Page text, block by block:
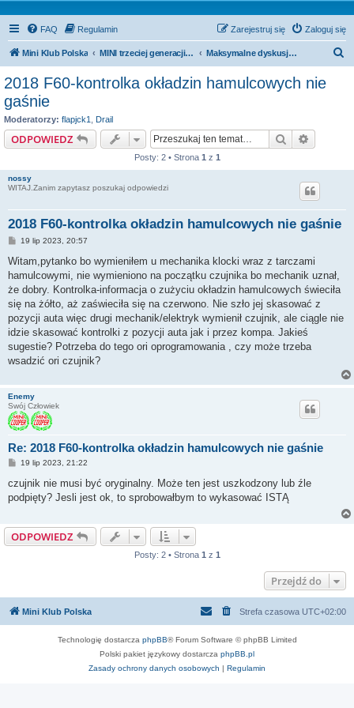
FAQ Regulamin Zaloguj się
Zarejestruj się
Mini Klub Polska MINI trzeciej generacji - F54, F55 & F56 Maksymalne dyskusje o BMW MINI 3 generacji 2014-
2018 F60-kontrolka okładzin hamulcowych nie
gaśnie
Moderatorzy: flapjck1 Drail
ODPOWIEDZ Szukaj
Posty: 2 • Strona 1 z 1
nossy
WITAJ.Zanim zapytasz poszukaj odpowiedzi
2018 F60-kontrolka okładzin hamulcowych nie gaśnie
P
s
19 lip 2023, 20:57
Witam,pytanko bo wymieniłem u mechanika klocki wraz z tarczami
hamulcowymi, nie wymieniono na początku czujnika bo mechanik uznał,
że dobry. Kontrolka-informacja o zużyciu okładzin hamulcowych świeciła
się na żółto, aż zaświeciła się na czerwono. Nie szło jej skasować z
pozycji auta więc drugi mechanik/elektryk wymienił czujnik, ale ciągle nie
idzie skasować kontrolki z pozycji auta jak i przez kompa. Jakieś
sugestie? Potrzeba do tego ori oprogramowania , czy może trzeba
wsadzić ori czujnik?
Enemy
Swój Człowiek
Re: 2018 F60-kontrolka okładzin hamulcowych nie gaśnie
P
s
19 lip 2023, 21:22
czujnik nie musi być oryginalny. Może ten jest uszkodzony lub źle
podpięty? Jesli jest ok, to sprobowałbym to wykasować ISTĄ
ODPOWIEDZ
Posty: 2 • Strona 1 z 1
Przejdź do
Mini Klub Polska Strefa czasowa UTC+02:00
Technologię dostarcza phpBB® Forum Software © phpBB Limited
Polski pakiet językowy dostarcza phpBB.pl
Zasady ochrony danych osobowych | Regulamin